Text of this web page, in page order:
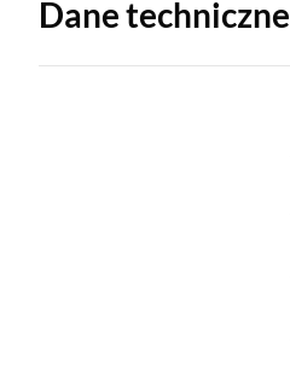
Dane techniczne